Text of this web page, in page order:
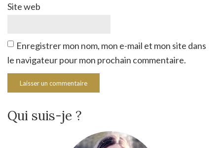
Site web
Enregistrer mon nom, mon e-mail et mon site dans
le navigateur pour mon prochain commentaire.
Qui suis-je ?